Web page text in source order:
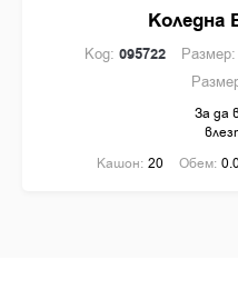
Коледна
Код: 095722 Размер:
За да
Кашон: 20 Обем: